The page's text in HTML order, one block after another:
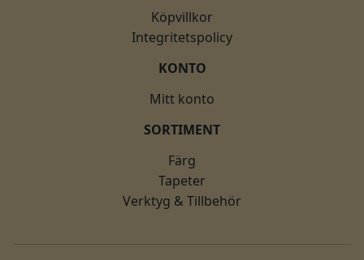
Köpvillkor
Integritetspolicy
KONTO
Mitt konto
SORTIMENT
Färg
Tapeter
Verktyg & Tillbehör